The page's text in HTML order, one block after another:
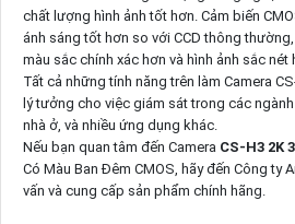
chất lượng hình ảnh tốt hơn. Cảm biến
ánh sáng tốt hơn so với CCD thông
màu sắc chính xác hơn và hình ảnh sắc nét
Tất cả những tính năng trên làm Camera
lý tưởng cho việc giám sát trong các
nhà ở, và nhiều ứng dụng khác.
Nếu bạn quan tâm đến Camera CS-H3 2K
Có Màu Ban Ðêm CMOS, hãy đến Công ty
vấn và cung cấp sản phẩm chính hãng.